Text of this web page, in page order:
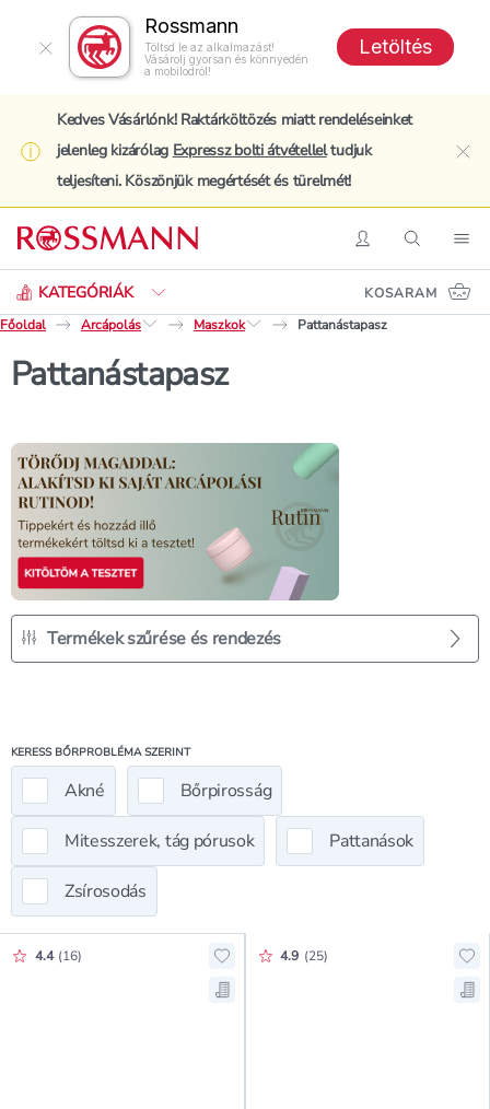
Rossmann
Töltsd le az alkalmazást!
Vásárolj gyorsan és könnyedén
a mobilodról!
Letöltés
Kedves Vásárlónk! Raktárköltözés miatt rendeléseinket
jelenleg kizárólag Expressz bolti átvételleltudjuk
teljesíteni. Köszönjük megértését és türelmét!
BelépésKeresés
KATEGÓRIÁK
Keresés
KOSARAM
Főoldal
Arcápolás Maszkok Pattanástapasz
Pattanástapasz
Termékek szűrése és rendezés
KERESS BŐRPROBLÉMA SZERINT
Akné Bőrpirosság
Mitesszerek, tág pórusok Pattanások
Zsírosodás
Értékelés pontszáma:
4.4 (16)
Hozzáadás a kedvencekhez,
Mentés a bevásárló listára,
Értékelés pontszáma:
4.9 (25)